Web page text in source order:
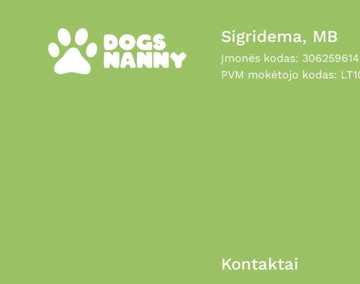
Sigridema, MB
Įmonės kodas: 306259614
PVM mokėtojo kodas:
Kontaktai